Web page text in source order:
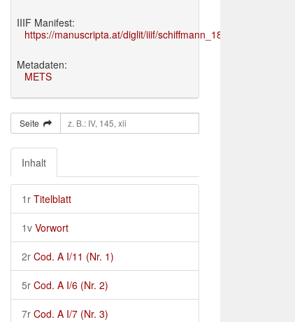
IIIF Manifest:
https://manuscripta.at/diglit/iiif/schiffmann_1895/manifest.json
Metadaten:
METS
Seite
Inhalt
1r Titelblatt
1v Vorwort
2r Cod. A I/11 (Nr. 1)
5r Cod. A I/6 (Nr. 2)
7r Cod. A I/7 (Nr. 3)